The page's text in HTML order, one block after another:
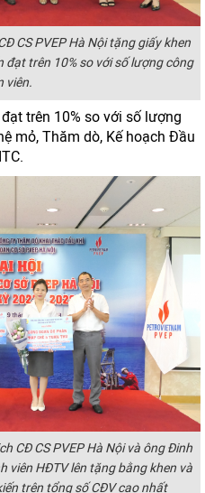
CS PVEP Hà Nội tặng giấy khen
đạt trên 10% so với số lượng công
viên.
trên 10% so với số lượng
mỏ, Thăm dò, Kế hoạch Đầu
CĐ CS PVEP Hà Nội và ông Đinh
viên HĐTV lên tặng bằng khen và
trên tổng số CĐV cao nhất